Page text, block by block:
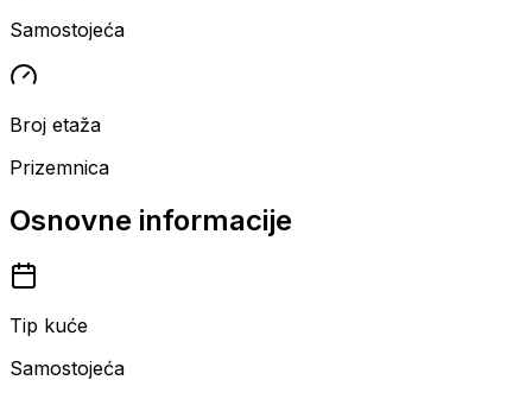
Samostojeća
Broj etaža
Prizemnica
Osnovne informacije
Tip kuće
Samostojeća